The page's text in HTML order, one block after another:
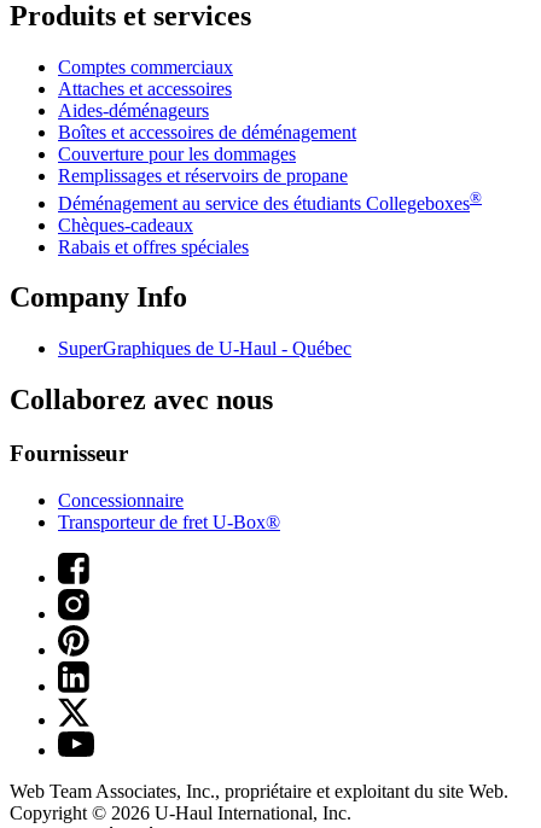
Produits et services
Comptes commerciaux
Attaches et accessoires
Aides-déménageurs
Boîtes et accessoires de déménagement
Couverture pour les dommages
Remplissages et réservoirs de propane
Déménagement au service des étudiants Collegeboxes®
Chèques-cadeaux
Rabais et offres spéciales
Company Info
SuperGraphiques de U-Haul - Québec
Collaborez avec nous
Fournisseur
Concessionnaire
Transporteur de fret U-Box®
Web Team Associates, Inc., propriétaire et exploitant du site Web.
Copyright © 2026 U-Haul International, Inc.